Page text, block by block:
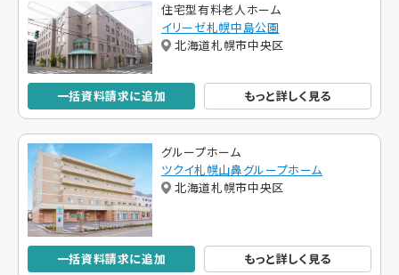
住宅型有料老人ホーム
イリーゼ札幌中島公園
北海道札幌市中央区
一括資料請求に追加 もっと詳しく見る
グループホーム
ツクイ札幌山鼻グループホーム
北海道札幌市中央区
一括資料請求に追加 もっと詳しく見る